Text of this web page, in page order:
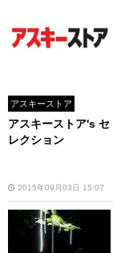
アスキーストア
アスキーストア's セ
レクション
2015年09月03日 15:07